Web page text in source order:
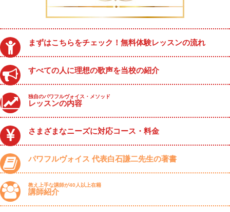
まずはこちらをチェック！無料体験レッスンの流れ
すべての人に理想の歌声を当校の紹介
独自のパワフルヴォイス・メソッド
レッスンの内容
さまざまなニーズに対応コース・料金
パワフルヴォイス 代表白石謙二先生の著書
教え上手な講師が40人以上在籍
講師紹介